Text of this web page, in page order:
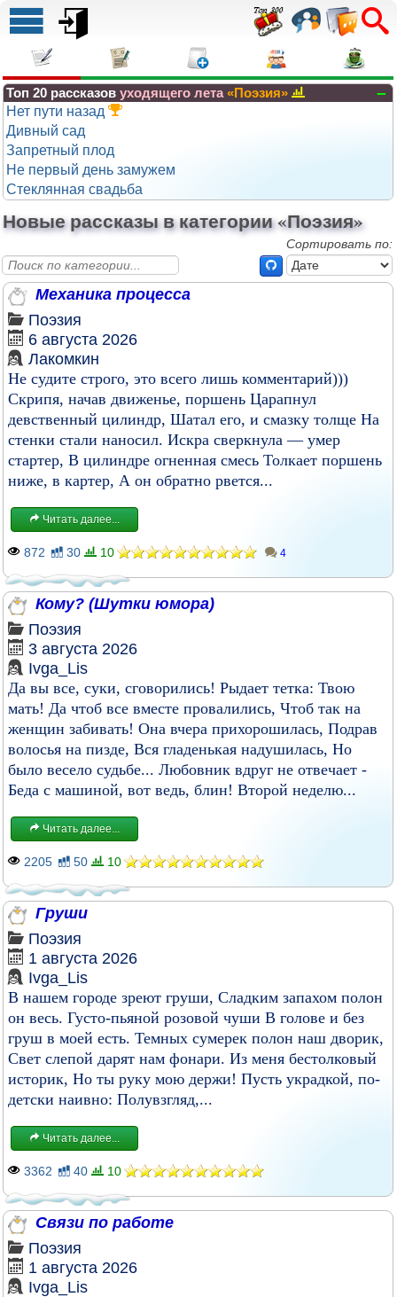
Топ 20 рассказов уходящего лета «Поэзия» –
Нет пути назад
Дивный сад
Запретный плод
Не первый день замужем
Стеклянная свадьба
Новые рассказы в категории «Поэзия»
Сортировать по:
Механика процесса
Поэзия
6 августа 2026
Лакомкин
Не судите строго, это всего лишь комментарий)))
Скрипя, начав движенье, поршень Царапнул
девственный цилиндр, Шатал его, и смазку толще На
стенки стали наносил. Искра сверкнула — умер
стартер, В цилиндре огненная смесь Толкает поршень
ниже, в картер, А он обратно рвется...
Читать далее...
872 30 10 4
Кому? (Шутки юмора)
Поэзия
3 августа 2026
Ivga_Lis
Да вы все, суки, сговорились! Рыдает тетка: Твою
мать! Да чтоб все вместе провалились, Чтоб так на
женщин забивать! Она вчера прихорошилась, Подрав
волосья на пизде, Вся гладенькая надушилась, Но
было весело судьбе... Любовник вдруг не отвечает -
Беда с машиной, вот ведь, блин! Второй неделю...
Читать далее...
2205 50 10
Груши
Поэзия
1 августа 2026
Ivga_Lis
В нашем городе зреют груши, Сладким запахом полон
он весь. Густо-пьяной розовой чуши В голове и без
груш в моей есть. Темных сумерек полон наш дворик,
Свет слепой дарят нам фонари. Из меня бестолковый
историк, Но ты руку мою держи! Пусть украдкой, по-
детски наивно: Полувзгляд,...
Читать далее...
3362 40 10
Связи по работе
Поэзия
1 августа 2026
Ivga_Lis